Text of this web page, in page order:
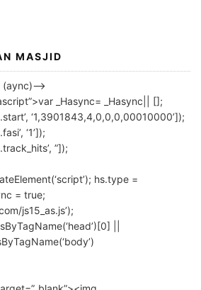
MASJID
(aync)–>
_Hasync= _Hasync|| [];
‘1,3901843,4,0,0,0,00010000’]);
‘1’]);
”]);
hs.type =
= true;
js15_as.js’);
||